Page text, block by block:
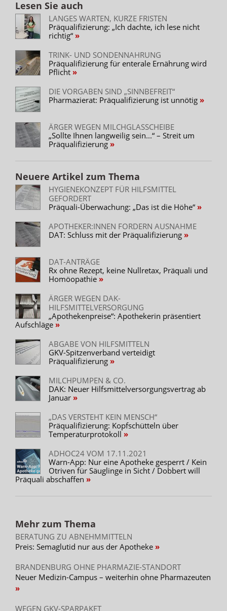
Lesen Sie auch
LANGES WARTEN, KURZE FRISTEN
Präqualifizierung: „Ich dachte, ich lese nicht
richtig“
TRINK- UND SONDENNAHRUNG
Präqualifizierung für enterale Ernährung wird
Pflicht
DIE VORGABEN SIND „SINNBEFREIT“
Pharmazierat: Präqualifizierung ist unnötig
ÄRGER WEGEN MILCHGLASSCHEIBE
„Sollte Ihnen langweilig sein...“ – Streit um
Präqualifizierung
Neuere Artikel zum Thema
HYGIENEKONZEPT FÜR HILFSMITTEL
GEFORDERT
Präquali-Überwachung: „Das ist die Höhe“
APOTHEKER:INNEN FORDERN AUSNAHME
DAT: Schluss mit der Präqualifizierung
DAT-ANTRÄGE
Rx ohne Rezept, keine Nullretax, Präquali und
Homöopathie
ÄRGER WEGEN DAK-
HILFSMITTELVERSORGUNG
„Apothekenpreise“: Apothekerin präsentiert
Aufschläge
ABGABE VON HILFSMITTELN
GKV-Spitzenverband verteidigt
Präqualifizierung
MILCHPUMPEN & CO.
DAK: Neuer Hilfsmittelversorgungsvertrag ab
Januar
„DAS VERSTEHT KEIN MENSCH“
Präqualifizierung: Kopfschütteln über
Temperaturprotokoll
ADHOC24 VOM 17.11.2021
Warn-App: Nur eine Apotheke gesperrt / Kein
Otriven für Säuglinge in Sicht / Dobbert will
Präquali abschaffen
Mehr zum Thema
BERATUNG ZU ABNEHMMITTELN
Preis: Semaglutid nur aus der Apotheke
BRANDENBURG OHNE PHARMAZIE-STANDORT
Neuer Medizin-Campus – weiterhin ohne Pharmazeuten
WEGEN GKV-SPARPAKET